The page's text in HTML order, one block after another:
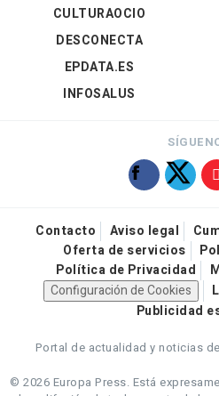
CULTURAOCIO
DESCONECTA
EPDATA.ES
INFOSALUS
Contacto Aviso legal
Oferta de servicios
Política de Privacidad
Configuración de Cookies
Publicidad
Portal de actualidad y noticias
© 2026 Europa Press. Está